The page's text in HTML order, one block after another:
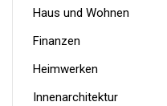
Haus und Wohnen
Finanzen
Heimwerken
Innenarchitektur